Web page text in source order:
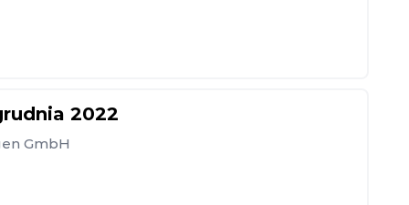
2022
GmbH